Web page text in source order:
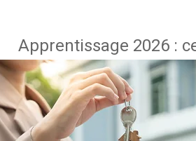
Apprentissage 2026 :